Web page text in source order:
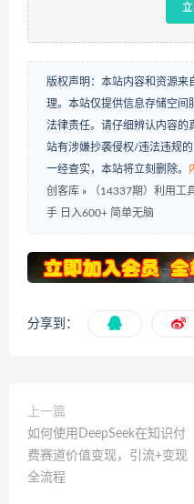
版权声明：本站内容和资源来
理。本站仅提供信息存储空间
法律责任。请仔细辨认内容的
站有涉嫌抄袭侵权/违法违规
一经查实，本站将立刻删除。
创客库 »
（14337期）利用工
手 日入600+ 简单无脑
分享到：
上一篇
如何使用DeepSeek在知识付
费赛道价值变现，引流+变现
全流程